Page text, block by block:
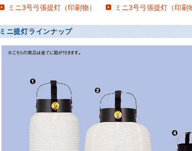
ミニ3号弓張提灯（印刷物）
ミニ3号弓張提灯（印刷
ミニ提灯ラインナップ